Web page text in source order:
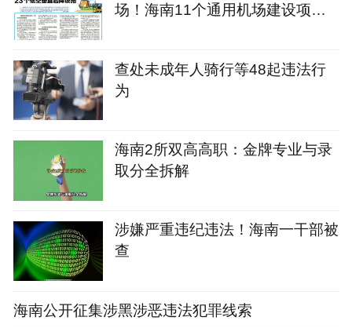
场！海南11个通用机场建设项目
查处未成年人骑行等48起违法行
为
海南2所双高高职：金牌专业与录
取分全拆解
涉嫌严重违纪违法！海南一干部被
查
海南公开征集涉黑涉恶违法犯罪线索